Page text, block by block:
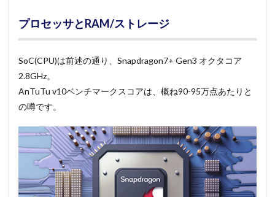
プロセッサとRAM/ストレージ
SoC(CPU)は前述の通り、Snapdragon7+ Gen3 オクタコア
2.8GHz。
AnTuTu v10ベンチマークスコアは、概ね90-95万点あたりと
の噂です。